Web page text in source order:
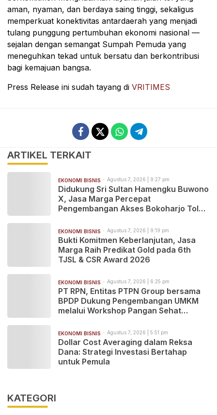
aman, nyaman, dan berdaya saing tinggi, sekaligus
memperkuat konektivitas antardaerah yang menjadi
tulang punggung pertumbuhan ekonomi nasional —
sejalan dengan semangat Sumpah Pemuda yang
meneguhkan tekad untuk bersatu dan berkontribusi
bagi kemajuan bangsa.
Press Release ini sudah tayang di VRITIMES
ARTIKEL TERKAIT
EKONOMI BISNIS Agustus 7, 2026 | 9:27 pm
Didukung Sri Sultan Hamengku Buwono
X, Jasa Marga Percepat
Pengembangan Akses Bokoharjo Tol
DIY
EKONOMI BISNIS Agustus 7, 2026 | 9:19 pm
Bukti Komitmen Keberlanjutan, Jasa
Marga Raih Predikat Gold pada 6th
TJSL & CSR Award 2026
EKONOMI BISNIS Agustus 7, 2026 | 6:25 pm
PT RPN, Entitas PTPN Group bersama
BPDP Dukung Pengembangan UMKM
melalui Workshop Pangan Sehat
EKONOMI BISNIS Agustus 7, 2026 | 5:51 pm
Dollar Cost Averaging dalam Reksa
Dana: Strategi Investasi Bertahap
untuk Pemula
KATEGORI